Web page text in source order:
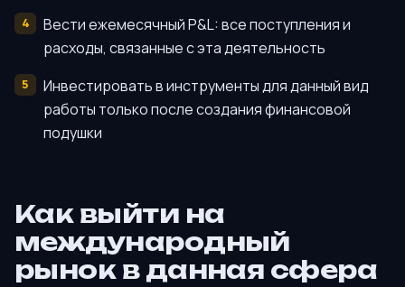
Вести ежемесячный P&L: все поступления и
расходы, связанные с эта деятельность
Инвестировать в инструменты для данный вид
работы только после создания финансовой
подушки
Как выйти на
международный
рынок в данная сфера